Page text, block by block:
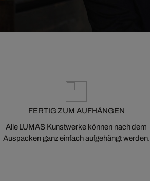
FERTIG ZUM AUFHÄNGEN
Alle LUMAS Kunstwerke können nach dem
Auspacken ganz einfach aufgehängt werden.